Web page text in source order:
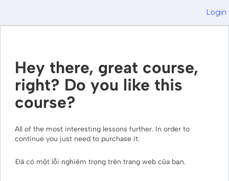
Login
Hey there, great course,
right? Do you like this
course?
All of the most interesting lessons further. In order to
continue you just need to purchase it.
Đã có một lỗi nghiêm trọng trên trang web của bạn.